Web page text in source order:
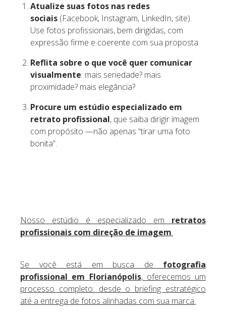
Atualize suas fotos nas redes
sociais (Facebook, Instagram, LinkedIn, site).
Use fotos profissionais, bem dirigidas, com
expressão firme e coerente com sua proposta.
Reflita sobre o que você quer comunicar
visualmente: mais seriedade? mais
proximidade? mais elegância?
Procure um estúdio especializado em
retrato profissional, que saiba dirigir imagem
com propósito —não apenas “tirar uma foto
bonita”.
Nosso estúdio é especializado em retratos
profissionais com direção de imagem.
Se você está em busca de fotografia
profissional em Florianópolis, oferecemos um
processo completo: desde o briefing estratégico
até a entrega de fotos alinhadas com sua marca.